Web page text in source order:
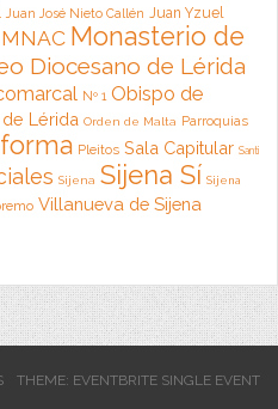
Juan José Nieto Callén Juan Yzuel
MNAC Monasterio de
Diocesano de Lérida
Nº 1 Obispo de
Lérida Orden de Malta Parroquias
Pleitos Sala Capitular Santi
Sijena Sijena Sí Sijena
Villanueva de Sijena
THEME: EVENTBRITE SINGLE EVENT